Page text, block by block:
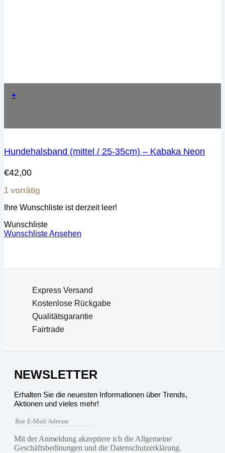
+
Hundehalsband (mittel / 25-35cm) – Kabaka Neon
€42,00
1 vorrätig
Ihre Wunschliste ist derzeit leer!
Wunschliste
Wunschliste Ansehen
Express Versand
Kostenlose Rückgabe
Qualitätsgarantie
Fairtrade
NEWSLETTER
Erhalten Sie die neuesten Informationen über Trends,
Aktionen und vieles mehr!
Mit der Anmeldung akzeptiere ich die Allgemeine
Geschäftsbedinungen und die Datenschutzerklärung.